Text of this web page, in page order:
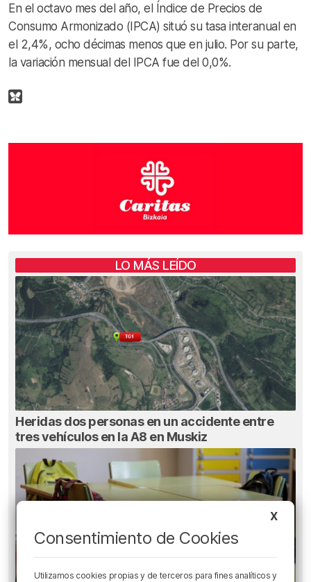
En el octavo mes del año, el Índice de Precios de
Consumo Armonizado (IPCA) situó su tasa interanual en
el 2,4%, ocho décimas menos que en julio. Por su parte,
la variación mensual del IPCA fue del 0,0%.
LO MÁS LEÍDO
Heridas dos personas en un accidente entre
tres vehículos en la A8 en Muskiz
X
Consentimiento de Cookies
Utilizamos cookies propias y de terceros para fines analíticos y